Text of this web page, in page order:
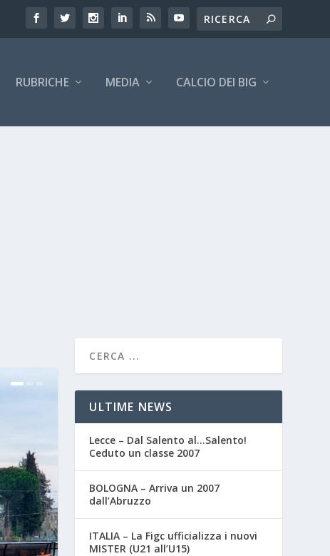
RUBRICHE MEDIA CALCIO DEI BIG
ULTIME NEWS
Lecce – Dal Salento al…Salento!
Ceduto un classe 2007
BOLOGNA – Arriva un 2007
dall’Abruzzo
ITALIA – La Figc ufficializza i nuovi
MISTER (U21 all’U15)